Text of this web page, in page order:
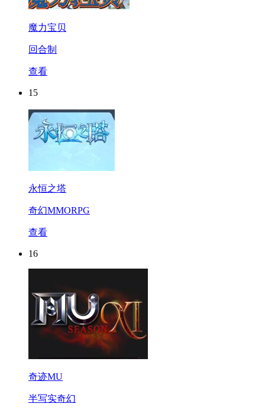
魔力宝贝
回合制
查看
15
永恒之塔
奇幻MMORPG
查看
16
奇迹MU
半写实奇幻